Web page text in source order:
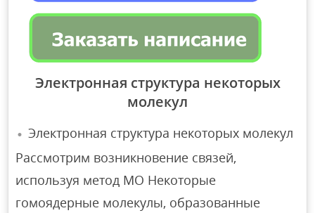
Электронная структура некоторых
молекул
Электронная структура некоторых молекул
Рассмотрим возникновение связей,
используя метод МО Некоторые
гомоядерные молекулы, образованные